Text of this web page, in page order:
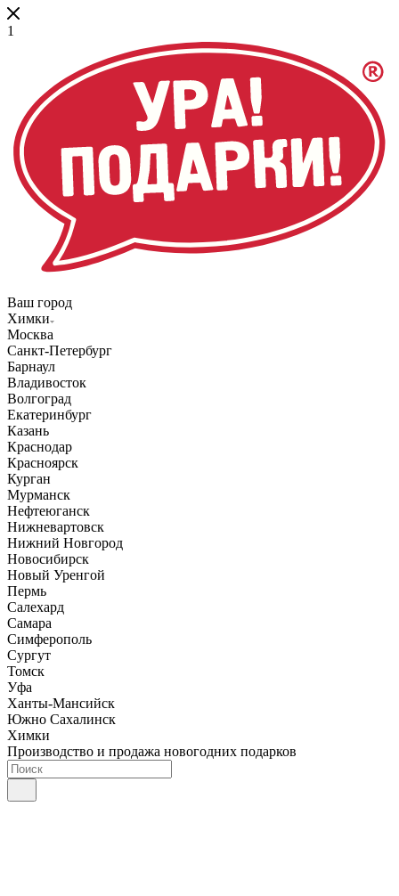
1
Ваш город
Химки
Москва
Санкт-Петербург
Барнаул
Владивосток
Волгоград
Екатеринбург
Казань
Краснодар
Красноярск
Курган
Мурманск
Нефтеюганск
Нижневартовск
Нижний Новгород
Новосибирск
Новый Уренгой
Пермь
Салехард
Самара
Симферополь
Сургут
Томск
Уфа
Ханты-Мансийск
Южно Сахалинск
Химки
Производство и продажа новогодних подарков